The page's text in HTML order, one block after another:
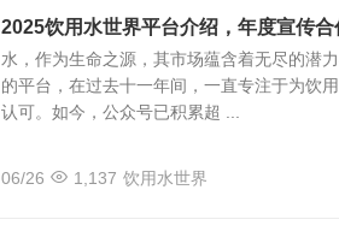
2025饮用水世界平台介绍，年度宣传合
水，作为生命之源，其市场蕴含着无尽的潜
的平台，在过去十一年间，一直专注于为饮
认可。如今，公众号已积累超 ...
06/26 1,137 饮用水世界